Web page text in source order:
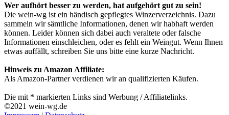
Wer aufhört besser zu werden, hat aufgehört gut zu sein!
Die wein-wg ist ein händisch gepflegtes Winzerverzeichnis. Dazu
sammeln wir sämtliche Informationen, denen wir habhaft werden
können. Leider können sich dabei auch veraltete oder falsche
Informationen einschleichen, oder es fehlt ein Weingut. Wenn Ihnen
etwas auffällt, schreiben Sie uns bitte eine kurze Nachricht.
Hinweis zu Amazon Affiliate:
Als Amazon-Partner verdienen wir an qualifizierten Käufen.
Die mit * markierten Links sind Werbung / Affiliatelinks.
©2021 wein-wg.de